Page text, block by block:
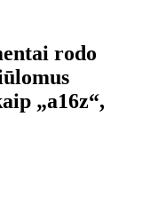
rodo
„a16z“,